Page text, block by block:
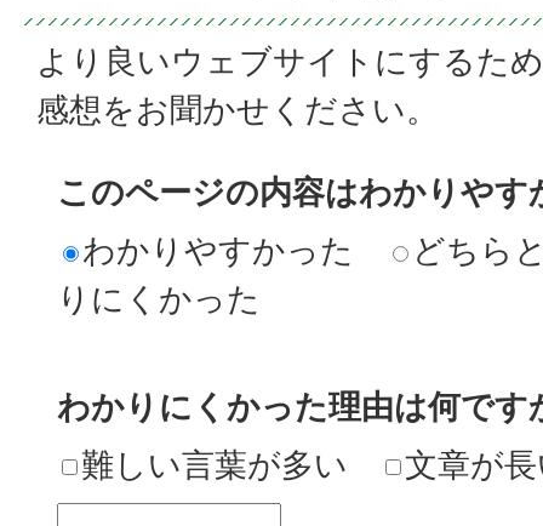
より良いウェブサイトにするた
感想をお聞かせください。
このページの内容はわかりやす
わかりやすかった
どちら
りにくかった
わかりにくかった理由は何です
難しい言葉が多い
文章が